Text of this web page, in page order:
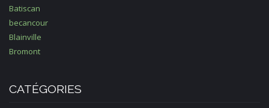
Batiscan
becancour
Blainville
Bromont
CATÉGORIES